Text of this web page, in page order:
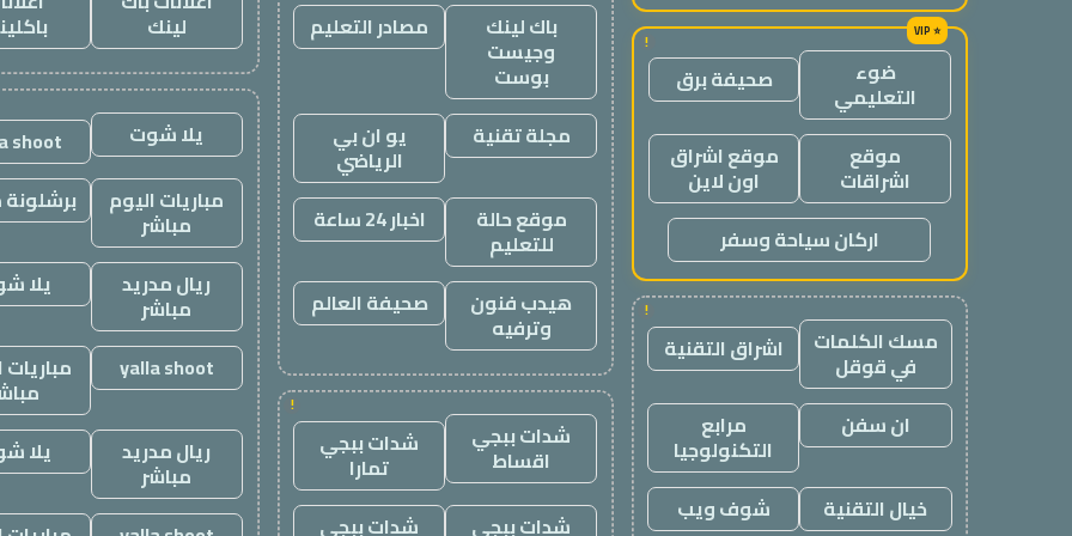
!
ضوء
التعليمي صحيفة برق
موقع
اشراقات
موقع اشراق
اون لاين
اركان سياحة وسفر
!
مسك الكلمات
في قوقل اشراق التقنية
ان سفن مرابع
التكنولوجيا
خيال التقنية
شوف ويب
باك لينك
وجيست
بوست
مصادر التعليم
مجلة تقنية يو ان بي
الرياضي
موقع حالة
للتعليم
اخبار 24 ساعة
هيدب فنون
وترفيه
صحيفة العالم
!
شدات ببجي
اقساط شدات ببجي
تمارا
شدات ببجي
شدات ببجي
لينك
يلا شوت
shoot
مباريات اليوم
مباشر
ريال مدريد
مباشر
يلا
yalla shoot
ريال مدريد
مباشر
يلا